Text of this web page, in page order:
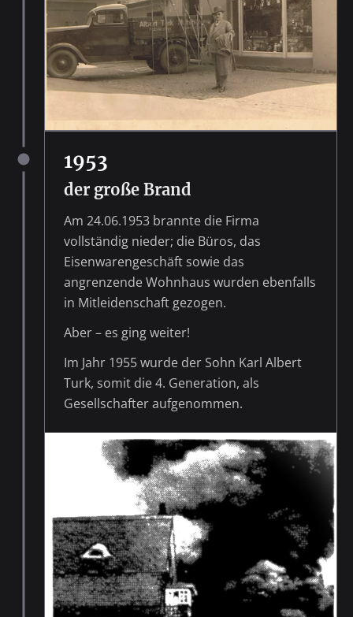
1953
der große Brand
Am 24.06.1953 brannte die Firma
vollständig nieder; die Büros, das
Eisenwarengeschäft sowie das
angrenzende Wohnhaus wurden ebenfalls
in Mitleidenschaft gezogen.
Aber – es ging weiter!
Im Jahr 1955 wurde der Sohn Karl Albert
Turk, somit die 4. Generation, als
Gesellschafter aufgenommen.